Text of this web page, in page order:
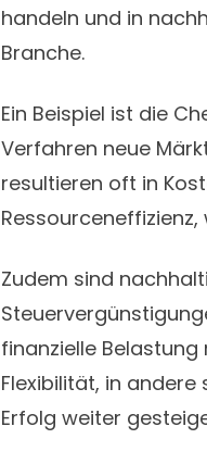
handeln und in
Branche.
Ein Beispiel ist die
Verfahren neue
resultieren oft in
Zudem sind
finanzielle Belastung
Flexibilität, in
Erfolg weiter